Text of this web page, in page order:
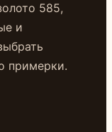
585,
и
примерки.